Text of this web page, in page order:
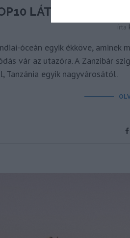
LÁTNIVALÓ ÉS
írta
óceán egyik ékköve,
vár az utazóra. A Zanzibár
Tanzánia egyik nagyvárosától.